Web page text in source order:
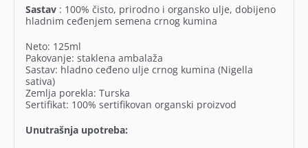
Sastav : 100% čisto, prirodno i organsko ulje, dobijeno
hladnim ceđenjem semena crnog kumina
Neto: 125ml
Pakovanje: staklena ambalaža
Sastav: hladno ceđeno ulje crnog kumina (Nigella
sativa)
Zemlja porekla: Turska
Sertifikat: 100% sertifikovan organski proizvod
Unutrašnja upotreba: